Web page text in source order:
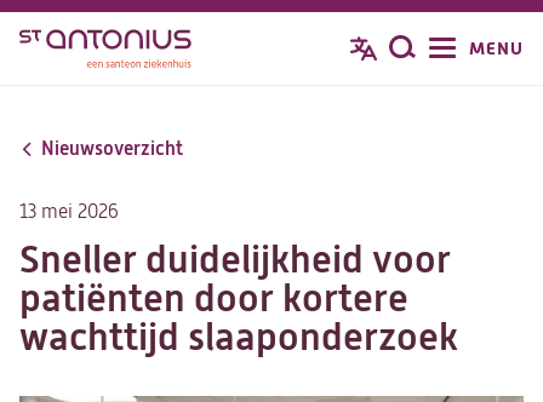
Overslaan
inhoud
Zoeken
MENU
Nieuwsoverzicht
13 mei 2026
Sneller duidelijkheid voor
patiënten door kortere
wachttijd slaaponderzoek